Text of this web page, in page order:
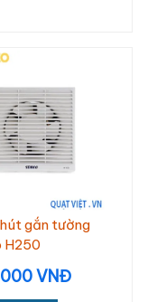
gắn tường
H250
VNĐ